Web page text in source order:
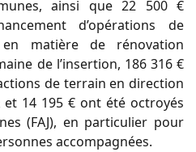
ainsi que 22 500 €
d’opérations de
en matière de rénovation
de l’insertion, 186 316 €
de terrain en direction
et 14 195 € ont été octroyés
(FAJ), en particulier pour
accompagnées.